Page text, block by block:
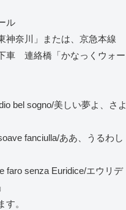
ル
神奈川」または、京急本線
車 連絡橋「かなっくウォー
bel sogno/美しい夢よ、さよ
fanciulla/ああ、うるわし
senza Euridice/エウリデ
す。